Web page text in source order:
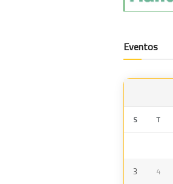
Eventos
S T
3 4